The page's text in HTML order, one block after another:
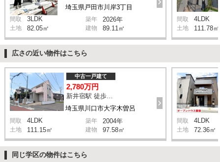
埼玉県戸田市川岸3丁目
間取 3LDK 築年 2026年
土地 82.05㎡ 建物 89.11㎡
間取 4LDK
土地 111.78㎡
広さの近い物件はこちら
埼玉県川口市大字木曽呂
中古一戸建て
2,780万円
間取 4LDK 築年 2004年
土地 111.15㎡ 建物 97.58㎡
間取 4LDK
土地 72.36㎡
同じ学区の物件はこちら